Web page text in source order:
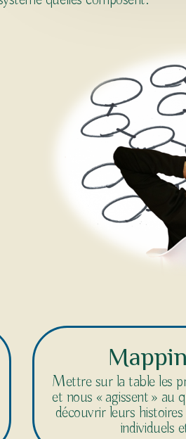
Mettre sur la table les
et nous « agissent » au
découvrir leurs
individuels